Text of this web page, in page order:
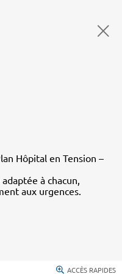
Hôpital en Tension –
à chacun,
aux urgences.
ACCÈS RAPIDES